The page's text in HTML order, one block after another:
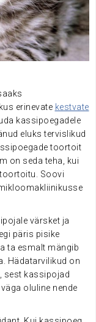
erinevate kestvate
kassipoegadele
eluks tervislikud
toortoit
on seda teha, kui
Soovi
värsket ja
päris pisike
ta esmalt mängib
Hädatarvilikud on
sest kassipojad
oluline nende